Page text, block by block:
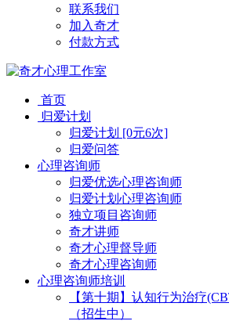
联系我们
加入奇才
付款方式
首页
归爱计划
归爱计划 [0元6次]
归爱问答
心理咨询师
归爱优选心理咨询师
归爱计划心理咨询师
独立项目咨询师
奇才讲师
奇才心理督导师
奇才心理咨询师
心理咨询师培训
【第十期】认知行为治疗
（招生中）